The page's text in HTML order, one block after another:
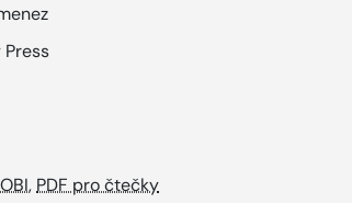
, PDF pro čtečky